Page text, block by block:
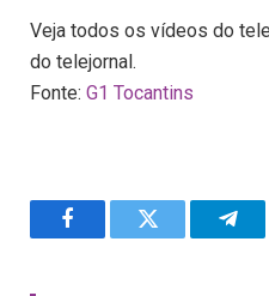
Veja todos os vídeos do
do telejornal.
Fonte: G1 Tocantins
FacebookTwitter